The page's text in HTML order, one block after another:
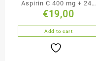
Aspirin C 400 mg + 240
mg 20 tabletek
musujących
€19,00
Add to cart